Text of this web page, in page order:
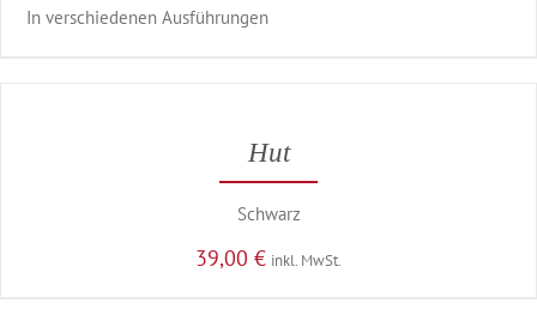
In verschiedenen Ausführungen
Hut
Schwarz
39,00 € inkl. MwSt.